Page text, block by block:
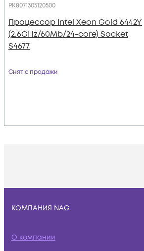
PK8071305120500
Процессор Intel Xeon Gold 6442Y
(2.6GHz/60Mb/24-core) Socket
S4677
Снят с продажи
КОМПАНИЯ NAG
О компании